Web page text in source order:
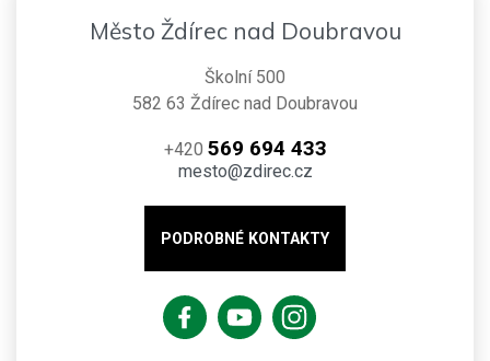
Město Ždírec nad Doubravou
Školní 500
582 63 Ždírec nad Doubravou
+420 569 694 433
mesto@zdirec.cz
PODROBNÉ KONTAKTY